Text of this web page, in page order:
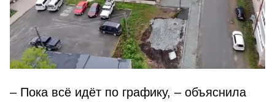
– Пока всё идёт по графику, – объяснила